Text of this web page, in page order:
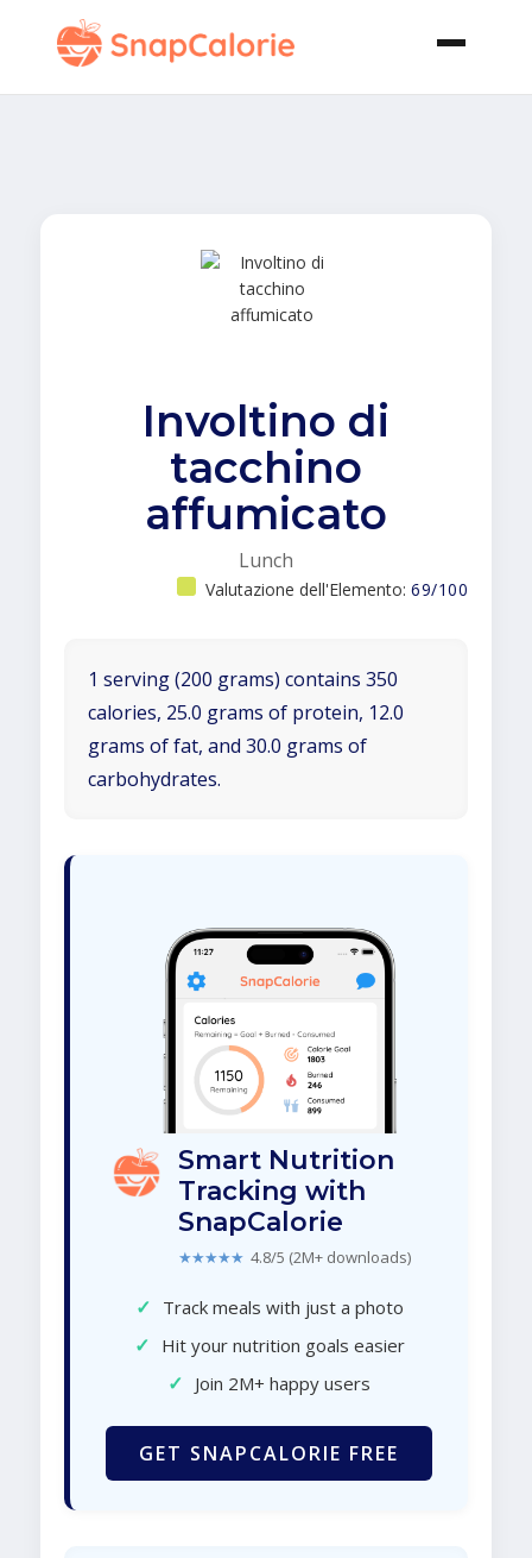
Involtino di
tacchino
affumicato
Lunch
Valutazione dell'Elemento: 69/100
1 serving (200 grams) contains 350
calories, 25.0 grams of protein, 12.0
grams of fat, and 30.0 grams of
carbohydrates.
Smart Nutrition
Tracking with
SnapCalorie
★★★★★ 4.8/5 (2M+ downloads)
✓ Track meals with just a photo
✓ Hit your nutrition goals easier
✓ Join 2M+ happy users
GET SNAPCALORIE FREE